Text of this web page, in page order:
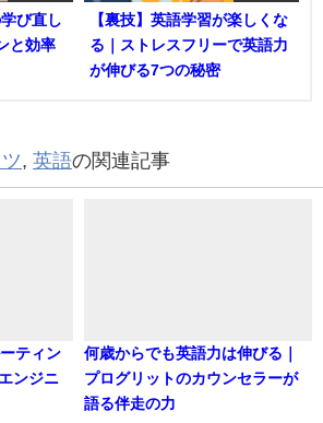
び直し
と効率
【裏技】英語学習が楽しくな
る｜ストレスフリーで英語力
が伸びる7つの秘密
, 英語の関連記事
ティン
ンジニ
何歳からでも英語力は伸びる｜
プログリットのカウンセラーが
語る伴走の力